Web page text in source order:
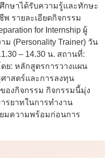
กษาได้รับความรู้และทักษะ
รายละเอียดกิจกรรม
for Internship ผู้
(Personality Trainer) วัน
– 14.30 น. สถานที่:
ย: หลักสูตรการวางแผน
าสตร์และการลงทุน
องกิจกรรม กิจกรรมนี้มุ่ง
รยาทในการทำงาน
ยมความพร้อมก่อนการ